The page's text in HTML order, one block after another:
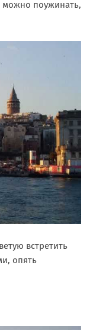
можно поужинать,
встретить
опять